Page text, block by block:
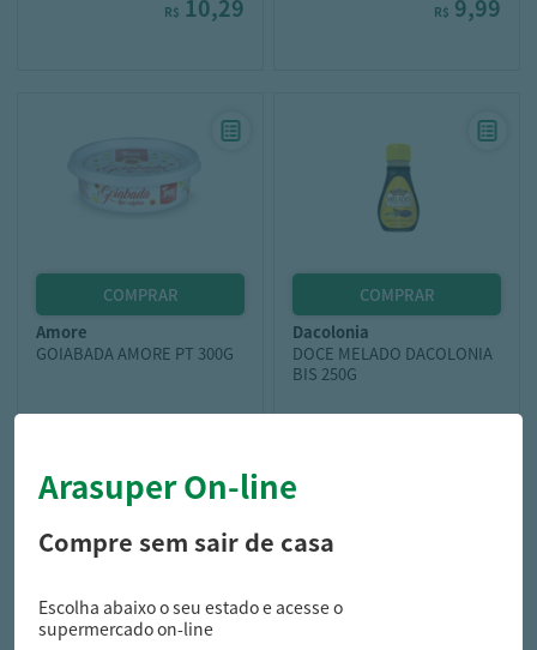
R$ 10,29 R$ 9,99
amore
GOIABADA AMORE PT 300G
R$ 5,59
dacolonia
DOCE MELADO DACOLONIA
BIS 250G
Arasuper On-line
Compre sem sair de casa
Escolha abaixo o seu estado e acesse o
supermercado on-line